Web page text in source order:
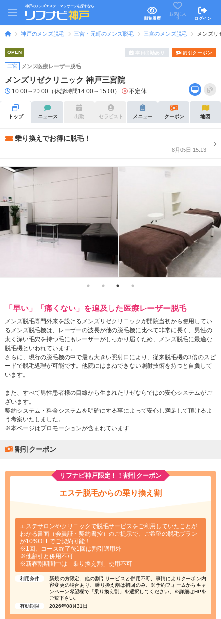
神戸のメンズエステ・マッサージを探すなら
閲覧履歴
お気に入
り
ログイン
神戸のメンズ脱毛 三宮・元町のメンズ脱毛 三宮のメンズ脱毛 メンズリ
OPEN 本日出勤あり 割引クーポン
三宮 メンズ医療レーザー脱毛
メンズリゼクリニック 神戸三宮院
10:00～20:00（休診時間14:00～15:00） 不定休
トップ ニュース 出勤 セラピスト メニュー クーポン 地図
乗り換えでお得に脱毛！
8月05日 15:13
「早い」「痛くない」を追及した医療レーザー脱毛
メンズ脱毛専門外来を設けるメンズリゼクリニックが開院当初から使用してい
るメンズ脱毛機は、レーザーの波長が他の脱毛機に比べて非常に長く、男性の
太く深い毛穴を持つ毛にもレーザーがしっかり届くため、メンズ脱毛に最適な
脱毛機といわれています。
さらに、現行の脱毛機の中で最も大きい照射口により、従来脱毛機の3倍のスピ
ードで脱毛処理が可能です。他院にはまねできない照射技術を持つと自負して
います。
また、すべて男性患者様の目線から生まれたリゼならではの安心システムがご
ざいます。
契約システム・料金システムを明確にする事によって安心し満足して頂けるよ
う考案いたしました。
※本ページはプロモーションが含まれています
割引クーポン
リフナビ神戸限定！！割引クーポン
エステ脱毛からの乗り換え割
エステサロンやクリニックで脱毛サービスをご利用していたことが
わかる書面（会員証・契約書控）のご提示で、ご希望の脱毛プラン
が10%OFFでご契約可能！
※1回、コース終了後1回は割引適用外
※他割引と併用不可
※新春割期間中は「乗り換え割」使用不可
利用条件
新規の方限定、他の割引サービスと併用不可、事情によりクーポン内
容変更の場合あり、乗り換え割は初回のみ。※予約フォームからキャ
ンペーン希望欄で「乗り換え割」を選択してください。※詳細はHPを
ご覧下さい。
有効期限
2026年08月31日